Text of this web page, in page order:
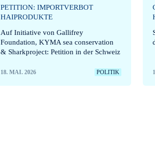
PETITION: IMPORTVERBOT
HAIPRODUKTE
Auf Initiative von Gallifrey
Foundation, KYMA sea conservation
& Sharkproject: Petition in der Schweiz
18. MAI. 2026 POLITIK